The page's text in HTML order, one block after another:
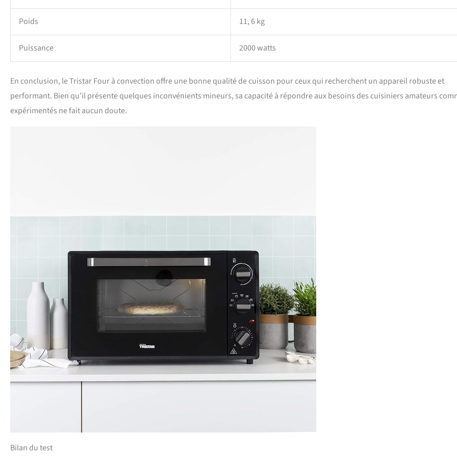
Poids 11, 6 kg
Puissance 2000 watts
En conclusion, le Tristar Four à convection offre une bonne qualité de cuisson pour ceux qui recherchent un appareil robuste et
performant. Bien qu’il présente quelques inconvénients mineurs, sa capacité à répondre aux besoins des cuisiniers amateurs
expérimentés ne fait aucun doute.
Bilan du test